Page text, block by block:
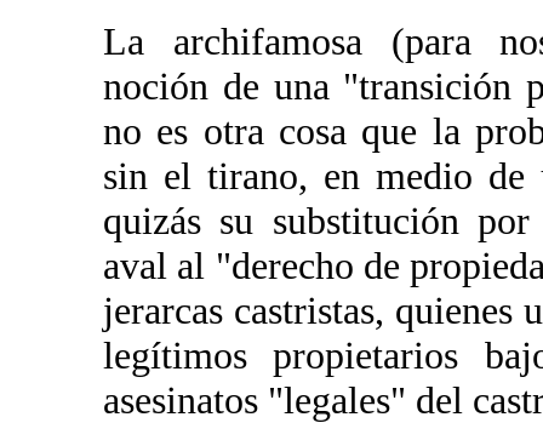
La archifamosa (para
noción de una "transición
no es otra cosa que la
sin el tirano, en medio de
quizás su substitución
aval al "derecho de
jerarcas castristas, quienes
legítimos propietarios
asesinatos "legales" del